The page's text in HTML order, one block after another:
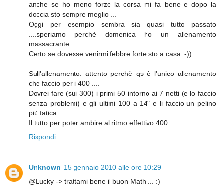
anche se ho meno forze la corsa mi fa bene e dopo la
doccia sto sempre meglio ...
Oggi per esempio sembra sia quasi tutto passato
....speriamo perchè domenica ho un allenamento
massacrante....
Certo se dovesse venirmi febbre forte sto a casa :-))
Sull'allenamento: attento perchè qs è l'unico allenamento
che faccio per i 400 ....
Dovrei fare (sui 300) i primi 50 intorno ai 7 netti (e lo faccio
senza problemi) e gli ultimi 100 a 14" e li faccio un pelino
più fatica.......
Il tutto per poter ambire al ritmo effettivo 400 ....
Rispondi
Unknown 15 gennaio 2010 alle ore 10:29
@Lucky -> trattami bene il buon Math ... :)